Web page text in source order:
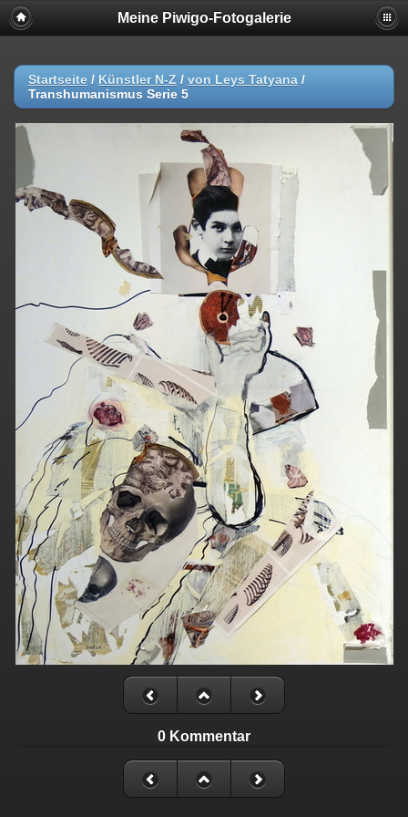
Meine Piwigo-Fotogalerie
Startseite / Künstler N-Z / von Leys Tatyana /
Transhumanismus Serie 5
0 Kommentar